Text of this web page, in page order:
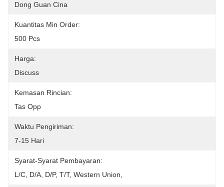
Dong Guan Cina
Kuantitas Min Order:
500 Pcs
Harga:
Discuss
Kemasan Rincian:
Tas Opp
Waktu Pengiriman:
7-15 Hari
Syarat-Syarat Pembayaran:
L/C, D/A, D/P, T/T, Western Union,